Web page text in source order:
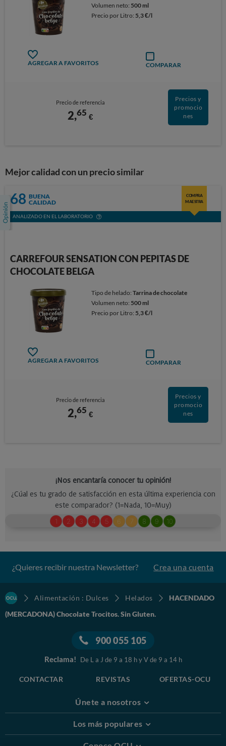
Volumen neto: 500 ml
Precio por Litro: 5,3 €/l
AGREGAR A FAVORITOS COMPARAR
Precio de referencia
2,65 €
Precios y
promocio
nes
Mejor calidad con un precio similar
68 BUENA
CALIDAD
COMPRA
MAESTRA
ANALIZADO EN EL LABORATORIO
CARREFOUR SENSATION CON PEPITAS DE
CHOCOLATE BELGA
Tipo de helado:Tarrina de chocolate
Volumen neto: 500 ml
Precio por Litro: 5,3 €/l
AGREGAR A FAVORITOS COMPARAR
Precio de referencia
2,65 €
Precios y
promocio
nes
¿Quieres recibir nuestra Newsletter? Crea una cuenta
Alimentación : Dulces Helados
HACENDADO
(MERCADONA) Chocolate Trocitos. Sin Gluten.
900 055 105
Reclama! De L a J de 9 a 18 h y V de 9 a 14 h
CONTACTAR REVISTAS OFERTAS-OCU
Únete a nosotros
Los más populares